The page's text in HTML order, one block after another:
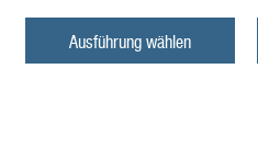
CHF
bis
Ausführung wählen